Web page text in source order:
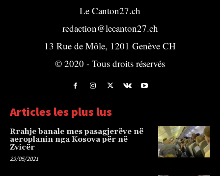
Le Canton27.ch
redaction@lecanton27.ch
13 Rue de Môle, 1201 Genève CH
© 2020 - Tous droits réservés
Articles les plus lus
Rrahje banale mes pasagjerëve në
aeroplanin nga Kosova për në
Zvicër
29/05/2021